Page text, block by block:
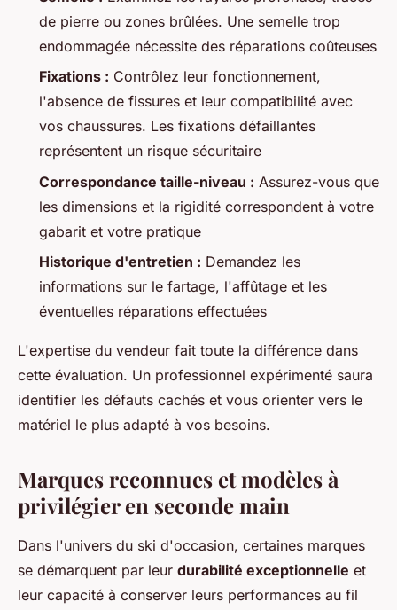
de pierre ou zones brûlées. Une semelle trop
endommagée nécessite des réparations coûteuses
Fixations : Contrôlez leur fonctionnement,
l'absence de fissures et leur compatibilité avec
vos chaussures. Les fixations défaillantes
représentent un risque sécuritaire
Correspondance taille-niveau : Assurez-vous que
les dimensions et la rigidité correspondent à votre
gabarit et votre pratique
Historique d'entretien : Demandez les
informations sur le fartage, l'affûtage et les
éventuelles réparations effectuées
L'expertise du vendeur fait toute la différence dans
cette évaluation. Un professionnel expérimenté saura
identifier les défauts cachés et vous orienter vers le
matériel le plus adapté à vos besoins.
Marques reconnues et modèles à
privilégier en seconde main
Dans l'univers du ski d'occasion, certaines marques
se démarquent par leur durabilité exceptionnelle et
leur capacité à conserver leurs performances au fil